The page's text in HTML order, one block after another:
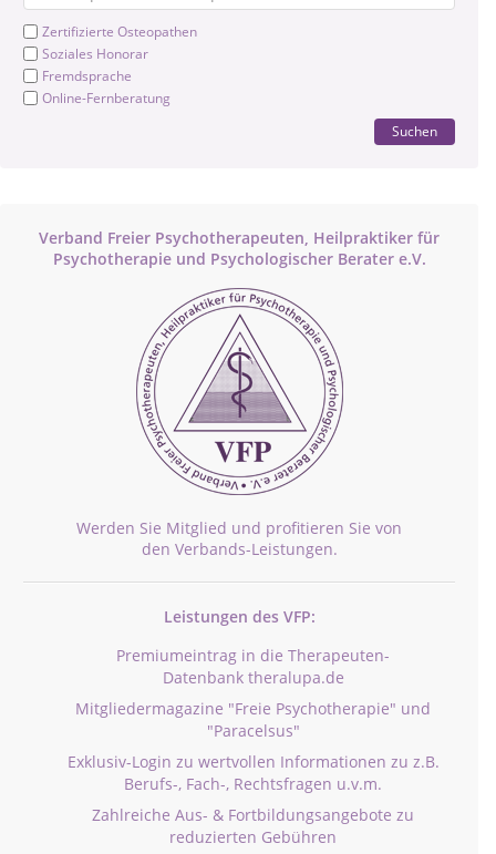
Zertifizierte Osteopathen
Soziales Honorar
Fremdsprache
Online-Fernberatung
Suchen
Verband Freier Psychotherapeuten, Heilpraktiker für
Psychotherapie und Psychologischer Berater e.V.
Werden Sie Mitglied und profitieren Sie von
den Verbands-Leistungen.
Leistungen des VFP:
Premiumeintrag in die Therapeuten-
Datenbank theralupa.de
Mitgliedermagazine "Freie Psychotherapie" und
"Paracelsus"
Exklusiv-Login zu wertvollen Informationen zu z.B.
Berufs-, Fach-, Rechtsfragen u.v.m.
Zahlreiche Aus- & Fortbildungsangebote zu
reduzierten Gebühren